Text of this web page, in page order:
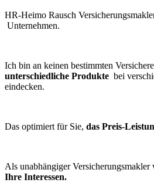
HR-Heimo Rausch
Unternehmen.
Ich bin an keinen bestimmten
unterschiedliche Produkte bei
eindecken.
Das optimiert für Sie, das Preis-
Als unabhängiger Versicherungsmakler
Ihre Interessen.